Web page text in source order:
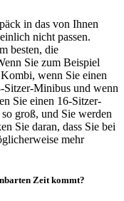
in das von Ihnen
nicht passen.
besten, die
Sie zum Beispiel
wenn Sie einen
Sitzer-Minibus und wenn
Sie einen 16-Sitzer-
groß, und Sie werden
Sie daran, dass Sie bei
mehr
Zeit kommt?